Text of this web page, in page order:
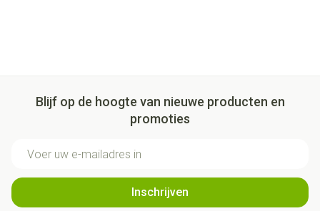
Blijf op de hoogte van nieuwe producten en
promoties
Inschrijven